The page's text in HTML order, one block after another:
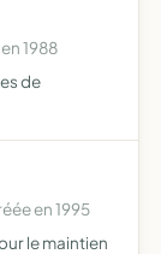
1988
de
en 1995
le maintien